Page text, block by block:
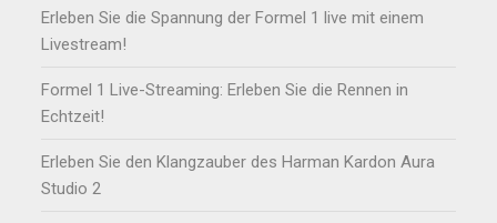
Erleben Sie die Spannung der Formel 1 live mit einem
Livestream!
Formel 1 Live-Streaming: Erleben Sie die Rennen in
Echtzeit!
Erleben Sie den Klangzauber des Harman Kardon Aura
Studio 2